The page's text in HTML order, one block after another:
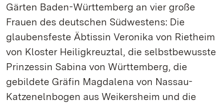
Gärten Baden-Württemberg an vier große
Frauen des deutschen Südwestens: Die
glaubensfeste Äbtissin Veronika von Rietheim
von Kloster Heiligkreuztal, die selbstbewusste
Prinzessin Sabina von Württemberg, die
gebildete Gräfin Magdalena von Nassau-
Katzenelnbogen aus Weikersheim und die